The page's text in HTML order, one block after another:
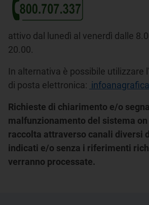
attivo dal lunedì al venerdì dalle
20.00.
In alternativa è possibile utilizzare
di posta elettronica:
Richieste di chiarimento e/o
malfunzionamento del sistema
raccolta attraverso canali diversi
indicati e/o senza i riferimenti
verranno processate.